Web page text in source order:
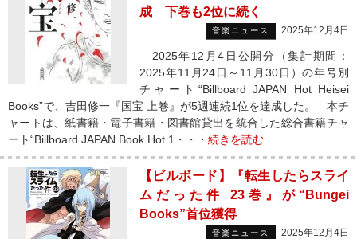
成 下巻も2位に続く
音楽ニュース 2025年12月4日
2025年12月4日公開分（集計期間：
2025年11月24日～11月30日）の年号別
チャート“Billboard JAPAN Hot Heisei
Books”で、吉田修一『国宝 上巻』が5週連続1位を達成した。 本チ
ャートは、紙書籍・電子書籍・図書館貸出を統合した総合書籍チャ
ート“Billboard JAPAN Book Hot 1・・・ 続きを読む
【ビルボード】『転生したらスライ
ムだった件 23巻』が“Bungei
Books”首位獲得
音楽ニュース 2025年12月4日